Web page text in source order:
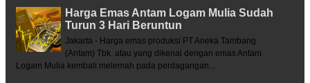
Harga Emas Antam Logam Mulia Sudah
Turun 3 Hari Beruntun
Jakarta - Harga emas produksi PT Aneka Tambang
(Antam) Tbk. atau yang dikenal dengan emas Antam
Logam Mulia kembali melemah pada perdagangan...